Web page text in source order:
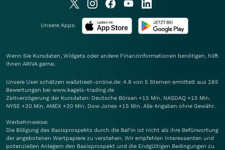
Unsere Apps:
Wenn Sie Kursdaten, Widgets oder andere Finanzinformationen benötigen, hilft
Ihnen ARIVA gerne.
Unsere User schätzen wallstreet-online.de: 4.8 von 5 Sternen ermittelt aus 285
Bewertungen bei www.kagels-trading.de
Zeitverzögerung der Kursdaten: Deutsche Börsen +15 Min. NASDAQ +15 Min.
NYSE +20 Min. AMEX +20 Min. Dow Jones +15 Min. Alle Angaben ohne Gewähr.
Werbehinweise:
Die Billigung des Basisprospekts durch die BaFin ist nicht als ihre Befürwortung
der angebotenen Wertpapiere zu verstehen. Wir empfehlen Interessenten und
potenziellen Anlegern den Basisprospekt und die Endgültigen Bedingungen zu